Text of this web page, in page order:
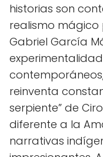
historias son
realismo mágico
Gabriel García
reinventa
serpiente” de
diferente a la
narrativas